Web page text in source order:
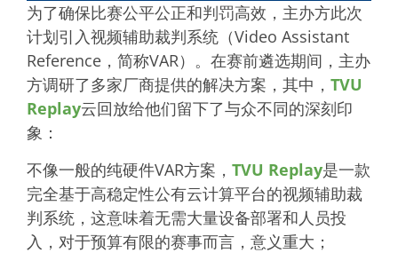
为了确保比赛公平公正和判罚高效，主办方此次
计划引入视频辅助裁判系统（Video Assistant
Reference，简称VAR）。在赛前遴选期间，主办
方调研了多家厂商提供的解决方案，其中， TVU
Replay云回放给他们留下了与众不同的深刻印
象：
不像一般的纯硬件VAR方案， TVU Replay是一款
完全基于高稳定性公有云计算平台的视频辅助裁
判系统，这意味着无需大量设备部署和人员投
入，对于预算有限的赛事而言，意义重大；